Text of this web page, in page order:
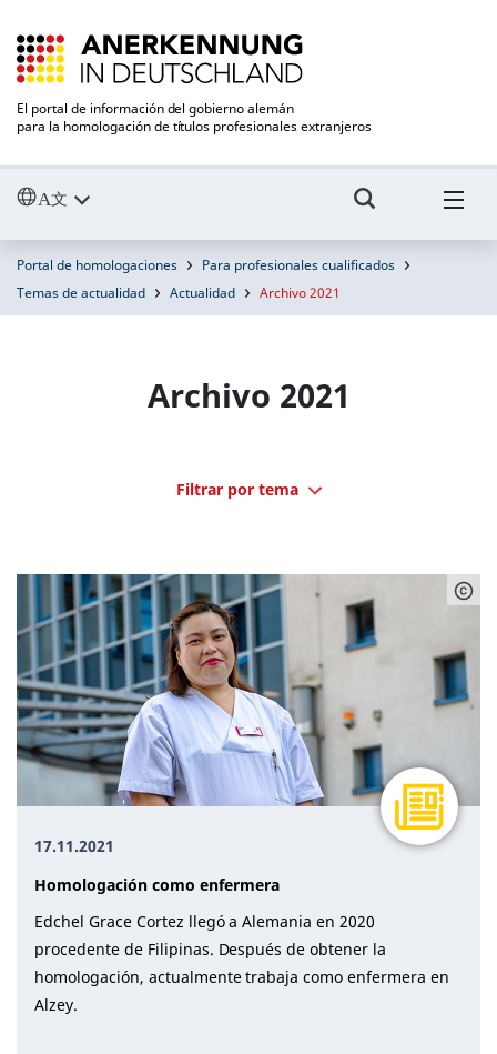
El portal de información del gobierno alemán
para la homologación de títulos profesionales extranjeros
Portal de homologaciones
Para profesionales cualificados
Temas de actualidad
Actualidad Archivo 2021
Archivo 2021
Filtrar por tema
Experiencias (12) Procedimiento (4)
17.11.2021
Homologación como enfermera
Edchel Grace Cortez llegó a Alemania en 2020
procedente de Filipinas. Después de obtener la
homologación, actualmente trabaja como enfermera en
Alzey.